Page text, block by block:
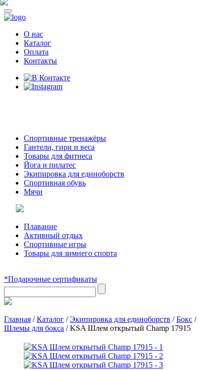
О нас
Каталог
Оплата
Контакты
Спортивные тренажёры
Гантели, гири и веса
Товары для фитнеса
Йога и пилатес
Экипировка для единоборств
Спортивная обувь
Мячи
Плавание
Активный отдых
Спортивные игры
Товары для зимнего спорта
*Подарочные сертификаты
Главная /Каталог /Экипировка для единоборств /Бокс /
Шлемы для бокса /KSA Шлем открытый Champ 17915